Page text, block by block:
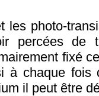
les photo-
percées de
fixé
à chaque fois
il peut être